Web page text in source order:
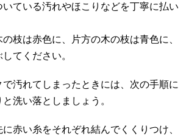
いている汚れやほこりなどを丁寧に払い
枝は赤色に、片方の木の枝は青色に、
てください。
汚れてしまったときには、次の手順に
洗い落としましょう。
赤い糸をそれぞれ結んでくくりつけ、